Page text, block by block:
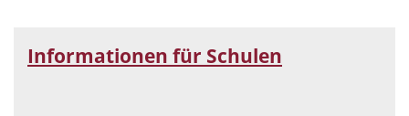
Informationen für Schulen